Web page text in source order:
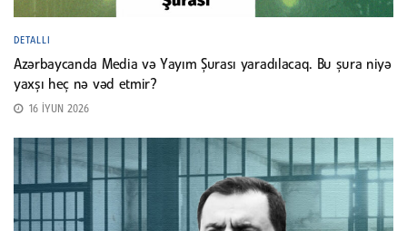
DETALLI
Azərbaycanda Media və Yayım Şurası yaradılacaq. Bu şura niyə
yaxşı heç nə vəd etmir?
16 İYUN 2026